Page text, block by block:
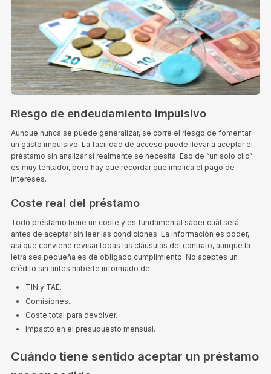
Riesgo de endeudamiento impulsivo
Aunque nunca se puede generalizar, se corre el riesgo de fomentar
un gasto impulsivo. La facilidad de acceso puede llevar a aceptar el
préstamo sin analizar si realmente se necesita. Eso de “un solo clic”
es muy tentador, pero hay que recordar que implica el pago de
intereses.
Coste real del préstamo
Todo préstamo tiene un coste y es fundamental saber cuál será
antes de aceptar sin leer las condiciones. La información es poder,
así que conviene revisar todas las cláusulas del contrato, aunque la
letra sea pequeña es de obligado cumplimiento. No aceptes un
crédito sin antes haberte informado de:
TIN y TAE.
Comisiones.
Coste total para devolver.
Impacto en el presupuesto mensual.
Cuándo tiene sentido aceptar un préstamo